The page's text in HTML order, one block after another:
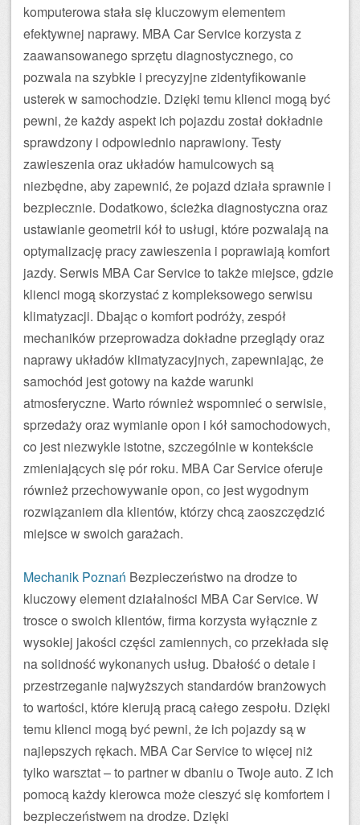
komputerowa stała się kluczowym elementem
efektywnej naprawy. MBA Car Service korzysta z
zaawansowanego sprzętu diagnostycznego, co
pozwala na szybkie i precyzyjne zidentyfikowanie
usterek w samochodzie. Dzięki temu klienci mogą być
pewni, że każdy aspekt ich pojazdu został dokładnie
sprawdzony i odpowiednio naprawiony. Testy
zawieszenia oraz układów hamulcowych są
niezbędne, aby zapewnić, że pojazd działa sprawnie i
bezpiecznie. Dodatkowo, ścieżka diagnostyczna oraz
ustawianie geometrii kół to usługi, które pozwalają na
optymalizację pracy zawieszenia i poprawiają komfort
jazdy. Serwis MBA Car Service to także miejsce, gdzie
klienci mogą skorzystać z kompleksowego serwisu
klimatyzacji. Dbając o komfort podróży, zespół
mechaników przeprowadza dokładne przeglądy oraz
naprawy układów klimatyzacyjnych, zapewniając, że
samochód jest gotowy na każde warunki
atmosferyczne. Warto również wspomnieć o serwisie,
sprzedaży oraz wymianie opon i kół samochodowych,
co jest niezwykle istotne, szczególnie w kontekście
zmieniających się pór roku. MBA Car Service oferuje
również przechowywanie opon, co jest wygodnym
rozwiązaniem dla klientów, którzy chcą zaoszczędzić
miejsce w swoich garażach.
Mechanik Poznań Bezpieczeństwo na drodze to
kluczowy element działalności MBA Car Service. W
trosce o swoich klientów, firma korzysta wyłącznie z
wysokiej jakości części zamiennych, co przekłada się
na solidność wykonanych usług. Dbałość o detale i
przestrzeganie najwyższych standardów branżowych
to wartości, które kierują pracą całego zespołu. Dzięki
temu klienci mogą być pewni, że ich pojazdy są w
najlepszych rękach. MBA Car Service to więcej niż
tylko warsztat – to partner w dbaniu o Twoje auto. Z ich
pomocą każdy kierowca może cieszyć się komfortem i
bezpieczeństwem na drodze. Dzięki